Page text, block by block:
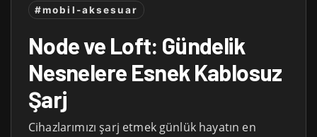
#mobil-aksesuar
Node ve Loft: Gündelik
Nesnelere Esnek Kablosuz
Şarj
Cihazlarımızı şarj etmek günlük hayatın en